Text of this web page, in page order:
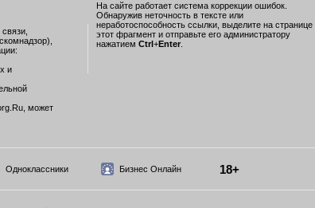
и
может
На сайте работает система коррекции ошибок.
Обнаружив неточность в тексте или
неработоспособность ссылки, выделите на странице
этот фрагмент и отправьте его администратору
нажатием Ctrl+Enter
Одноклассники Бизнес Онлайн 18+